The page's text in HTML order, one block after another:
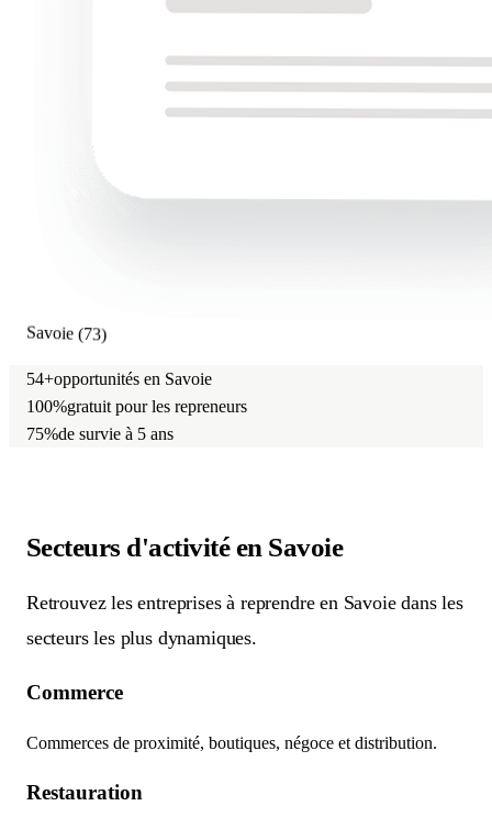
Savoie (73)
54+opportunités en Savoie
100%gratuit pour les repreneurs
75%de survie à 5 ans
Secteurs d'activitéen Savoie
Retrouvez les entreprises à reprendre en Savoie dans les
secteurs les plus dynamiques.
Commerce
Commerces de proximité, boutiques, négoce et distribution.
Restauration